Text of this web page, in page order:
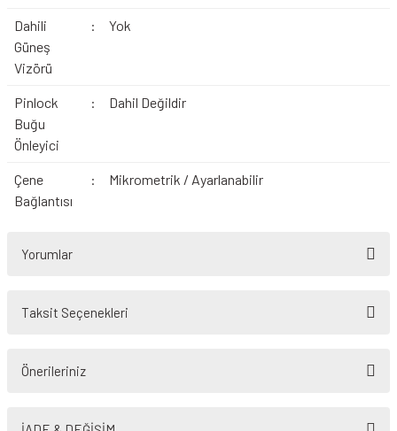
Dahili
Güneş
Vizörü
: Yok
Pinlock
Buğu
Önleyici
: Dahil Değildir
Çene
Bağlantısı
: Mikrometrik / Ayarlanabilir
Yorumlar
Taksit Seçenekleri
Önerileriniz